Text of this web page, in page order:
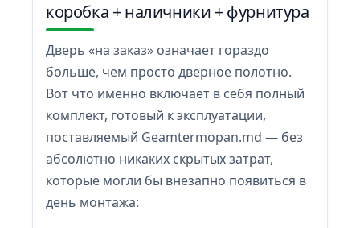
коробка + наличники + фурнитура
Дверь «на заказ» означает гораздо
больше, чем просто дверное полотно.
Вот что именно включает в себя полный
комплект, готовый к эксплуатации,
поставляемый Geamtermopan.md — без
абсолютно никаких скрытых затрат,
которые могли бы внезапно появиться в
день монтажа: